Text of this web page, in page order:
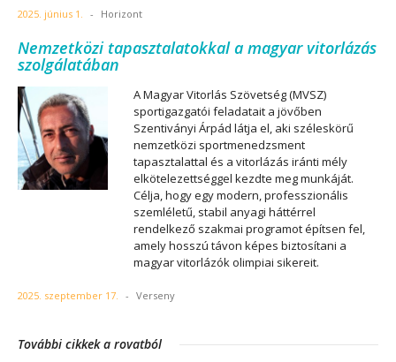
2025. június 1. - Horizont
Nemzetközi tapasztalatokkal a magyar vitorlázás
szolgálatában
A Magyar Vitorlás Szövetség (MVSZ)
sportigazgatói feladatait a jövőben
Szentiványi Árpád látja el, aki széleskörű
nemzetközi sportmenedzsment
tapasztalattal és a vitorlázás iránti mély
elkötelezettséggel kezdte meg munkáját.
Célja, hogy egy modern, professzionális
szemléletű, stabil anyagi háttérrel
rendelkező szakmai programot építsen fel,
amely hosszú távon képes biztosítani a
magyar vitorlázók olimpiai sikereit.
2025. szeptember 17. - Verseny
További cikkek a rovatból